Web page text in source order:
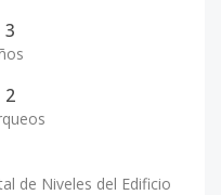
3
2
de Niveles del Edificio